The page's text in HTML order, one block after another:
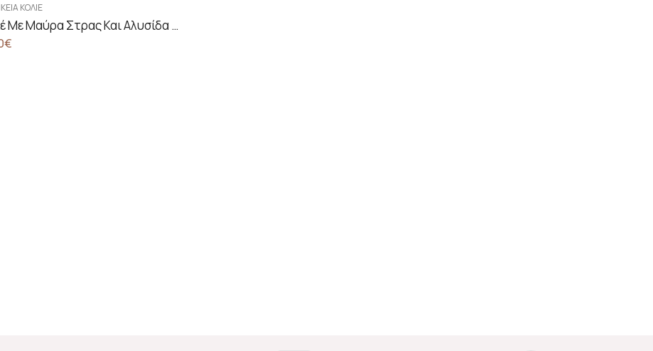
ΚΟΛΙΈ
Κολιέ Με Μαύρα Στρας Και Αλυσίδα Black Silver
€